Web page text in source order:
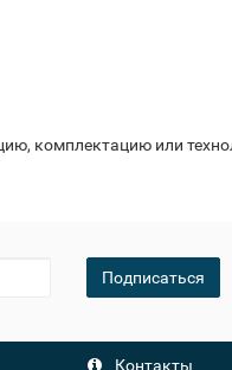
комплектацию или
Подписаться
Контакты